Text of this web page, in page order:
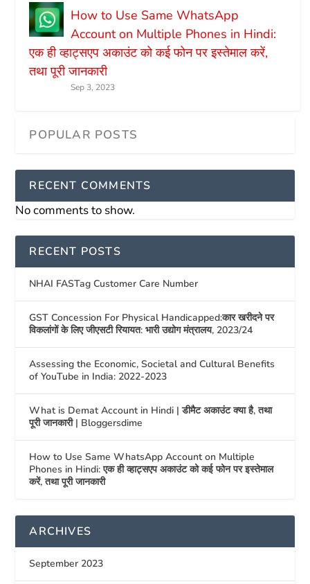
How to Use Same WhatsApp
Account on Multiple Phones in Hindi:
एक ही व्हाट्सएप अकाउंट को कई फोन पर इस्तेमाल करें,
तथा पूरी जानकारी
Sep 3, 2023
RECENT COMMENTS
No comments to show.
RECENT POSTS
NHAI FASTag Customer Care Number
GST Concession For Physical Handicapped:कार खरीदने पर
विकलांगों के लिए जीएसटी रियायत: भारी उद्योग मंत्रालय, 2023/24
Assessing the Economic, Societal and Cultural Benefits
of YouTube in India: 2022-2023
What is Demat Account in Hindi | डीमैट अकाउंट क्या है, तथा
पूरी जानकारी | Bloggersdime
How to Use Same WhatsApp Account on Multiple
Phones in Hindi: एक ही व्हाट्सएप अकाउंट को कई फोन पर इस्तेमाल
करें, तथा पूरी जानकारी
ARCHIVES
September 2023